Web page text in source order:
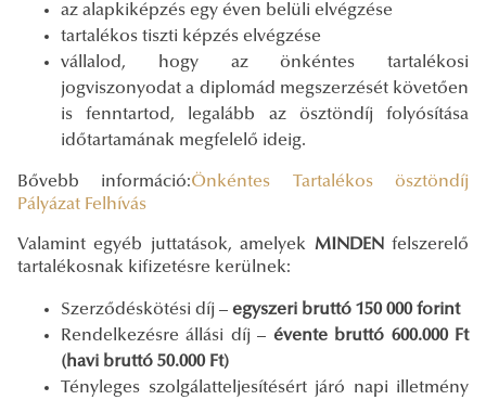
az alapkiképzés egy éven belüli elvégzése
tartalékos tiszti képzés elvégzése
vállalod, hogy az önkéntes tartalékosi
jogviszonyodat a diplomád megszerzését követően
is fenntartod, legalább az ösztöndíj folyósítása
időtartamának megfelelő ideig.
Bővebb információ:Önkéntes Tartalékos ösztöndíj
Pályázat Felhívás
Valamint egyéb juttatások, amelyek MINDENfelszerelő
tartalékosnak kifizetésre kerülnek:
Szerződéskötési díj – egyszeri bruttó 150 000 forint
Rendelkezésre állási díj – évente bruttó 600.000 Ft
(havi bruttó 50.000 Ft)
Tényleges szolgálatteljesítésért járó napi illetmény